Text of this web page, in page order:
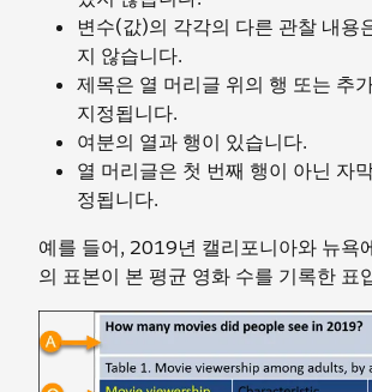
변수(값)의 각각의 다른 관찰 내용
지 않습니다.
제목은 열 머리글 위의 행 또는 추
지정됩니다.
여분의 열과 행이 있습니다.
열 머리글은 첫 번째 행이 아닌 자
정됩니다.
예를 들어, 2019년 캘리포니아와 뉴욕
의 표본이 본 평균 영화 수를 기록한 표